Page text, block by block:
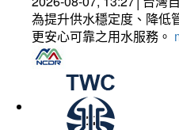
為提升供水穩定度、降低
更安心可靠之用水服務。